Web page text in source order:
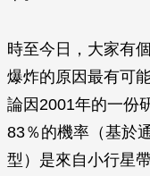
時至今日，大家有
爆炸的原因最有可
論因2001年的一份
83％的機率（基於
型）是來自小行星